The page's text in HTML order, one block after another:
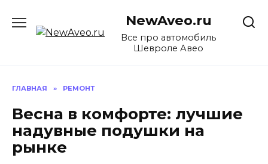
содержанию
NewAveo.ru
Все про автомобиль
Шевроле Авео
ГЛАВНАЯ » РЕМОНТ
Весна в комфорте: лучшие
надувные подушки на
рынке